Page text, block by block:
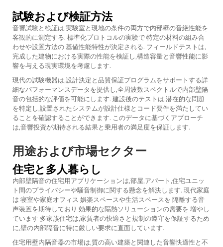
試験および検証方法
音響試験と検証は,実験室と現地の条件の両方で内部壁の音絶性能を
客観的に測定する. 標準化プロトコルの実験で 特定の材料の組み合
わせや設置方法の 基値性能特性が決定される. フィールドテストは,
完成した建物における実際の性能を検証し,構造容量と音響性能に影
響を与える現実環境を考慮します.
現代の試験機器は,設計決定と品質保証プログラムをサポートする詳
細なパフォーマンスデータを提供し,全周波数スペクトルで内部壁隔
音の包括的な評価を可能にします. 建設後のテストは,潜在的な問題
を特定し,設置されたシステムが設計仕様とコード要件を満たしてい
ることを確認することができます. このデータに基づくアプローチ
は,音響投資が期待される結果と乗用者の満足度を保証します.
用途および市場セクター
住宅と多人暮らし
内部壁隔音の住宅用アプリケーションは,部屋,アパート,住宅ユニッ
ト間のプライバシーや騒音制御に関する懸念を解決します. 現代家庭
は 寝室や家庭オフィス 娯楽スペースや生活スペースを 隔離する音
声装置を期待しており 効果的な隔熱ソリューションの需要を 増やし
ています 多家族住宅は,家賃者の快適さと規制の遵守を保証するため
に,壁の内部隔音に特に厳しい要求に直面しています.
住宅用壁内隔音器の市場は,質の高い建築と関連した音響快適性と不